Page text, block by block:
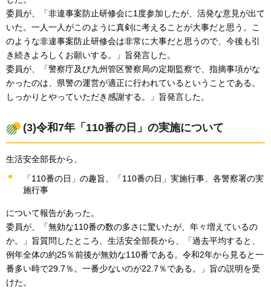
委員が、「非違事案防止研修会に1度参加したが、活発な意見が出て
いた。一人一人がこのように真剣に考えることが大事だと思う。こ
のような非違事案防止研修会は非常に大事だと思うので、今後も引
き続きよろしくお願いする。」旨発言した。
委員が、「警察庁及び九州管区警察局の定期監察で、指摘事項がな
かったのは、県警の運営が適正に行われているということである。
しっかりとやっていただき感謝する。」旨発言した。
(3)令和7年「110番の日」の実施について
生活安全部長から、
「110番の日」の趣旨、「110番の日」実施行事、各警察署の実
施行事
について報告があった。
委員が、「無効な110番の数の多さに驚いたが、年々増えているの
か。」旨質問したところ、生活安全部長から、「過去平均すると、
例年全体の約25％前後が無効な110番である。令和2年から見ると一
番多い時で29.7％。一番少ないのが22.7％である。」旨の説明を受
けた。